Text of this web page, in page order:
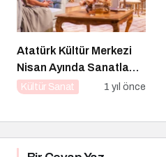
Atatürk Kültür Merkezi
Nisan Ayında Sanatla
Dolup Taşıyor
Kültür Sanat 1 yıl önce